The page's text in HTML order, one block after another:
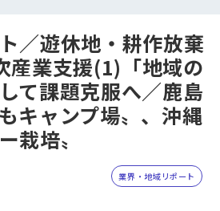
／遊休地・耕作放棄
産業支援(1)「地域の
て課題克服へ／鹿島
キャンプ場〟、沖縄
栽培〟
業界・地域リポート